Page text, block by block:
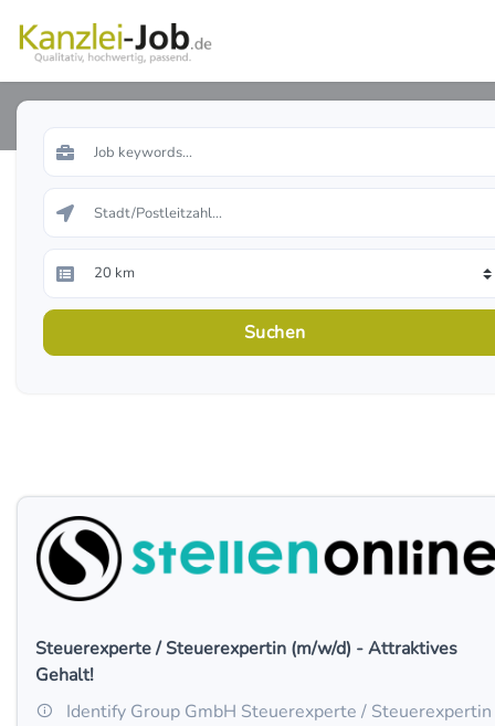
Steuerexperte / Steuerexpertin (m/w/d) - Attraktives
Gehalt!
Identify Group GmbH Steuerexperte / Steuerexpertin